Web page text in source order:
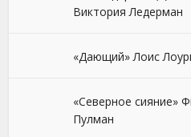
Виктория Ледерман
«Дающий» Лоис
«Северное сияние»
Пулман